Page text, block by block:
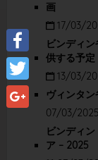
Facebook
Twitter
画
17/03/
ビンディ
供する予定
13/03/
ヴィンタ
07/03/2025
ビンディ
ア – 2025